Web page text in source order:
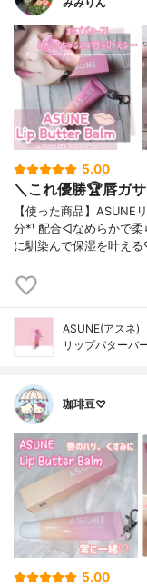
5.00
＼これ優勝🏆唇ガ
【使った商品】ASUNE
分*¹ 配合◁なめらかで柔
に馴染んで保湿を叶え
ASUNE(アスネ)
リップバターバ
珈琲豆♡
5.00